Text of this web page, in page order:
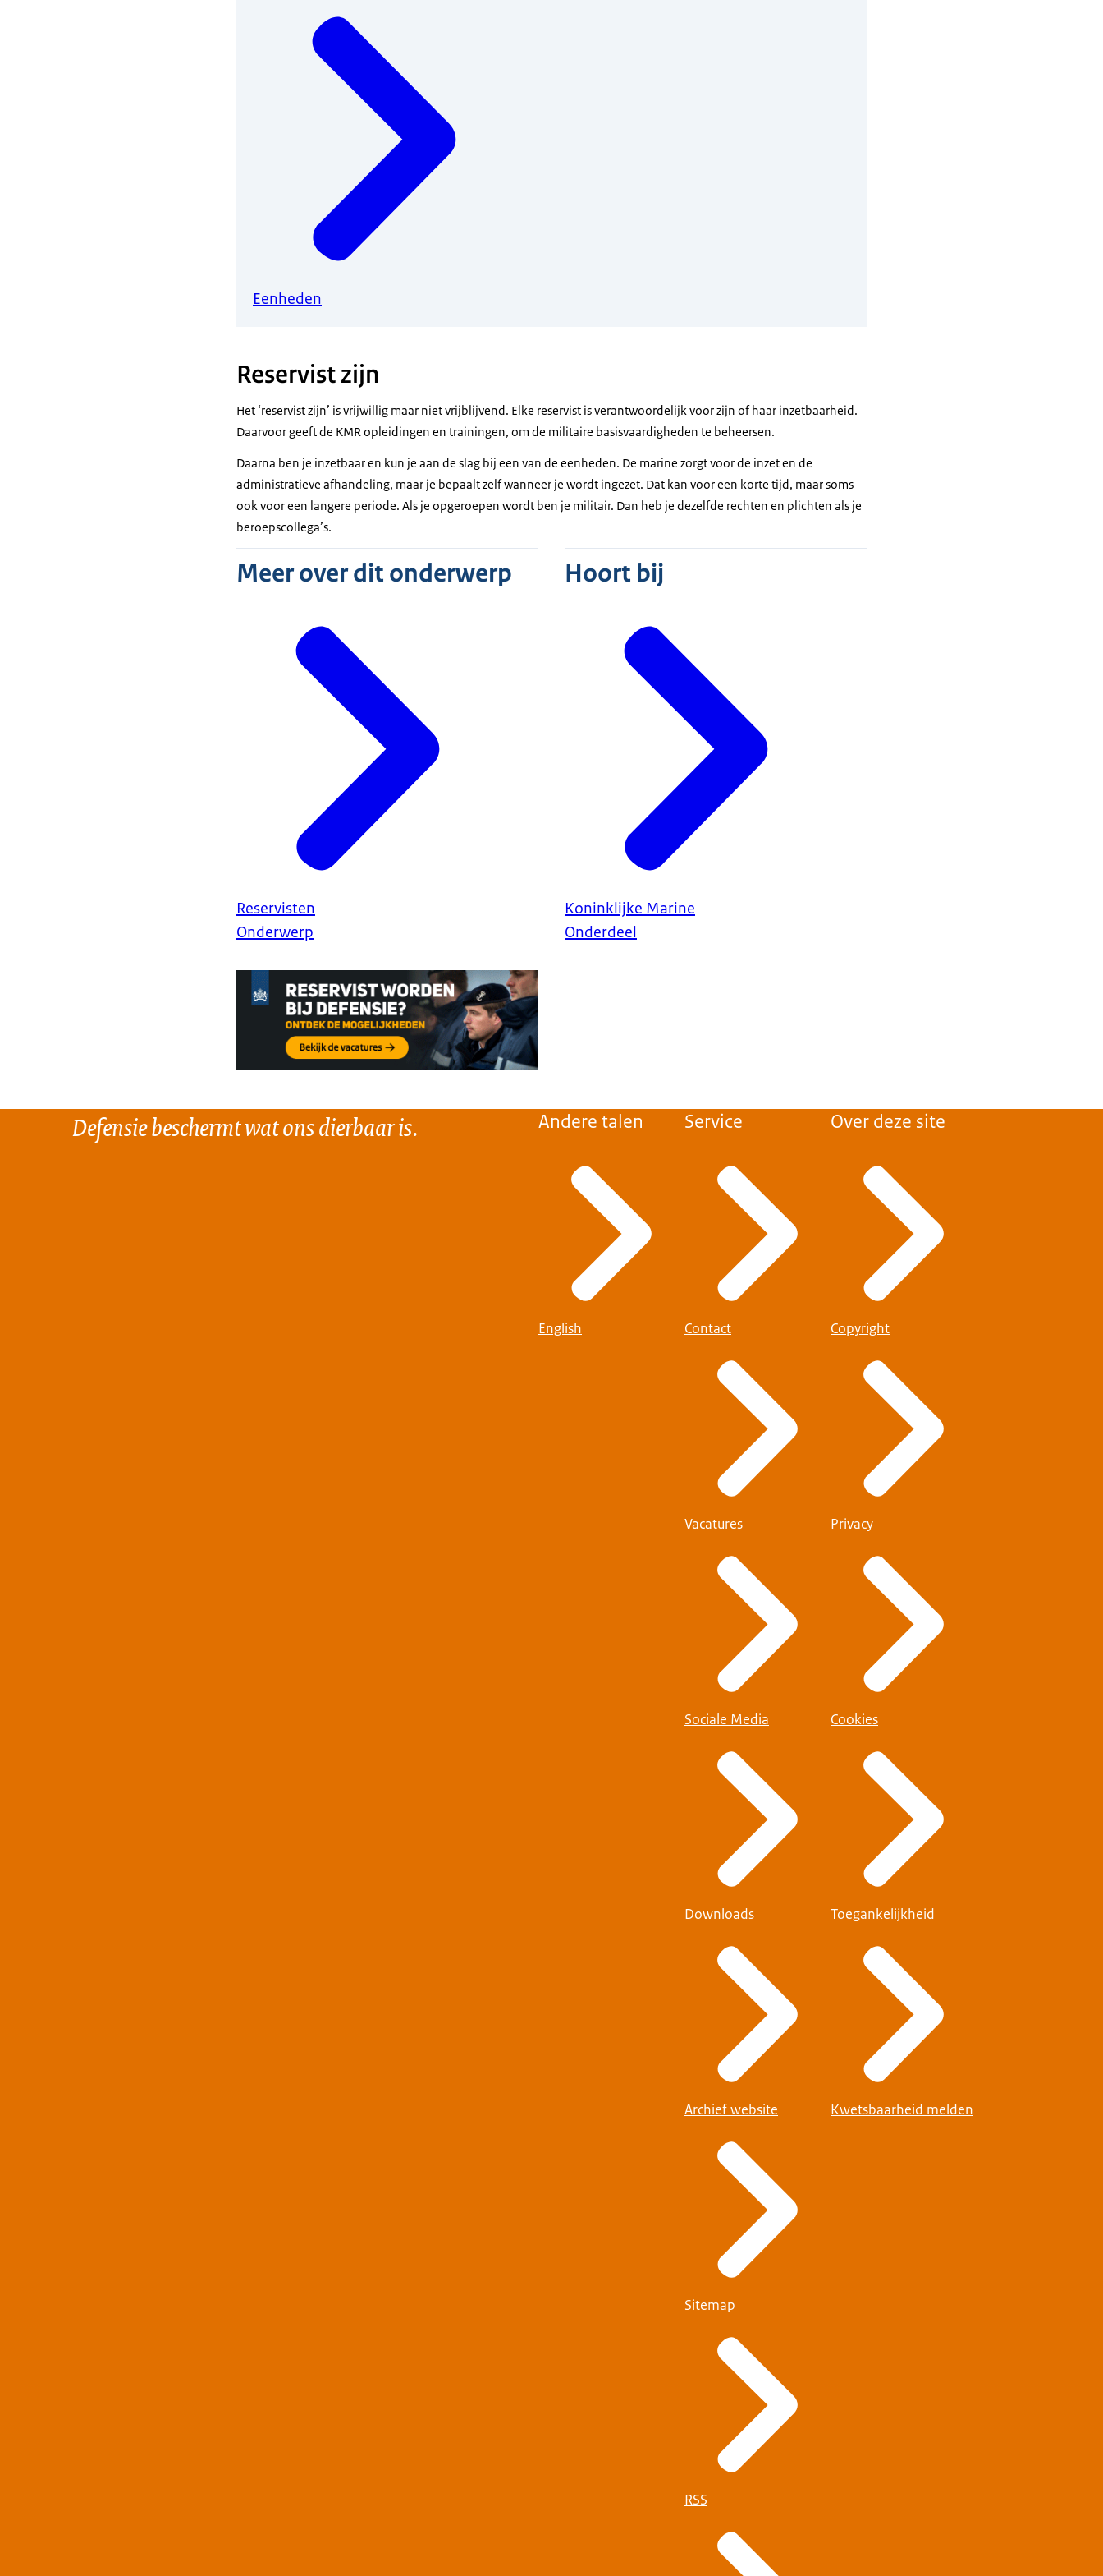
Eenheden
Reservist zijn
Het ‘reservist zijn’ is vrijwillig maar niet vrijblijvend. Elke reservist is verantwoordelijk voor zijn of haar inzetbaarheid.
Daarvoor geeft de KMR opleidingen en trainingen, om de militaire basisvaardigheden te beheersen.
Daarna ben je inzetbaar en kun je aan de slag bij een van de eenheden. De marine zorgt voor de inzet en de
administratieve afhandeling, maar je bepaalt zelf wanneer je wordt ingezet. Dat kan voor een korte tijd, maar soms
ook voor een langere periode. Als je opgeroepen wordt ben je militair. Dan heb je dezelfde rechten en plichten als je
beroepscollega’s.
Meer over dit onderwerp
Reservisten
Onderwerp
Hoort bij
Koninklijke Marine
Onderdeel
Defensie beschermt wat ons dierbaar is. Andere talen
English
Service
Contact
Vacatures
Sociale Media
Downloads
Archief website
Sitemap
RSS
Over deze site
Copyright
Privacy
Cookies
Toegankelijkheid
Kwetsbaarheid melden